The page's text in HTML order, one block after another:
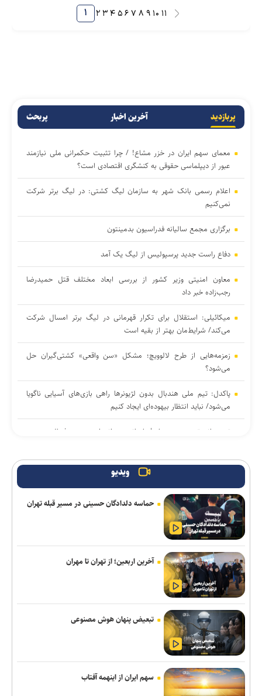
۱ ۲ ۳ ۴ ۵ ۶ ۷ ۸ ۹ ۱۰ ۱۱
پربازدید آخرین اخبار پربحث
معمای سهم ایران در خزر مشاع! / چرا تثبیت حکمرانی ملی نیازمند
عبور از دیپلماسی حقوقی به کنشگری اقتصادی است؟
اعلام رسمی بانک شهر به سازمان لیگ کشتی: در لیگ برتر شرکت
نمی‌کنیم
برگزاری مجمع سالیانه فدراسیون بدمینتون
دفاع راست جدید پرسپولیس از لیگ یک آمد
معاون امنیتی وزیر کشور از بررسی ابعاد مختلف قتل حمیدرضا
رجب‌زاده خبر داد
میکائیلی: استقلال برای تکرار قهرمانی در لیگ برتر امسال شرکت
می‌کند/ شرایط‌مان بهتر از بقیه است
زمزمه‌هایی از طرح لالوویچ؛ مشکل «سن واقعی» کشتی‌گیران حل
می‌شود؟
پاکدل: تیم ملی هندبال بدون لژیونرها راهی بازی‌های آسیایی ناگویا
می‌شود/ نباید انتظار بیهوده‌ای ایجاد کنیم
تور جهانی تنیس صربستان| بازماندن یزدانی از صعود به فینال
واکنش باشگاه استقلال خوزستان به درگیری مدیرعامل و اعضای هیات
انتصاب سرپرست جدید فدراسیون ورزش کارگری
شکاری به پیکان پیوست
تساوی پرسپولیس و آلومینیوم در دیدار دوستانه/ تیم تارتار بالاخره گل
خورد
اژدهاکش رسما پرسپولیسی شد
بازگشت خلیفه و گودرزی به تمرینات آلومینیوم
ادامه خریدهای خطیبی از تیم سابق/ نصیری به فجرسپاسی پیوست
پزشکیان: امروز مهمترین دغدغه و نگرانی بنده معیشت مردم است/
انسجام اجتماعی مهمترین عامل ناکام ماندن دشمنان
ویدیو
حماسه دلدادگان حسینی در مسیر قبله تهران
آخرین اربعین؛ از تهران تا مهران
تبعیض پنهان هوش مصنوعی
سهم ایران از اینهمه آفتاب